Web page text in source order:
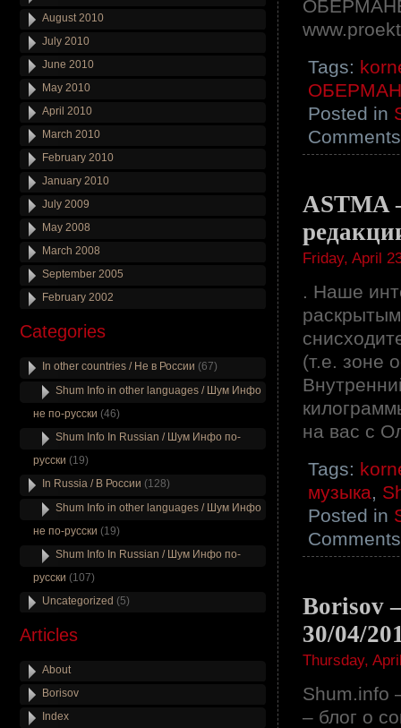
Tags:
Posted in
ASTMA
Friday, April
. Наше
(т.е. зоне
на вас с
Tags:
музыка,
Posted in
Borisov
30/04/
Thursday,
Shum.info
– блог о
August 2010
July 2010
June 2010
May 2010
April 2010
March 2010
February 2010
January 2010
July 2009
May 2008
March 2008
September 2005
February 2002
Categories
In other countries / Не в России (67)
Shum Info in other languages / Шум Инфо
не по-русски (46)
Shum Info In Russian / Шум Инфо по-
русски (19)
In Russia / В России (128)
Shum Info in other languages / Шум Инфо
не по-русски (19)
Shum Info In Russian / Шум Инфо по-
русски (107)
Uncategorized (5)
Articles
About
Borisov
Index